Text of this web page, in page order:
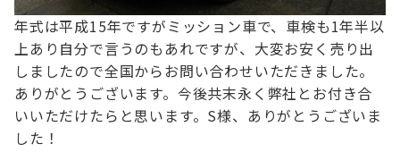
年式は平成15年ですがミッション車で、車検も1年半以
上あり 自分で言うのもあれですが、大変お安く売り出
しましたので全国からお問い合わせいただきました。
ありがとうございます。 今後共末永く弊社とお付き合
いいただけたらと思います。 S様、ありがとうございま
した！